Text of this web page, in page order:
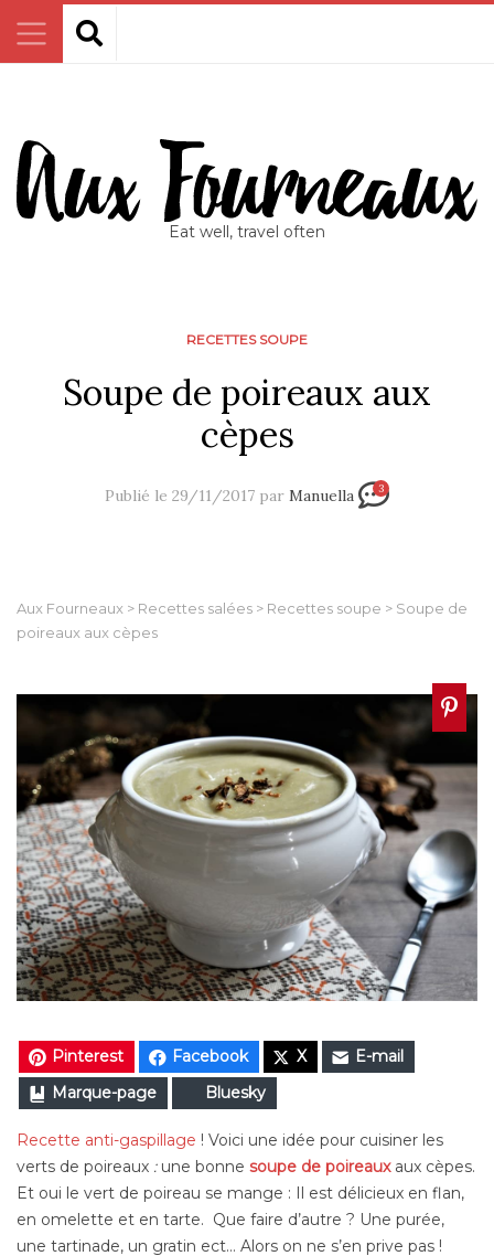
Eat well, travel often
RECETTES SOUPE
Soupe de poireaux aux
cèpes
Publié le 29/11/2017 par Manuella 3
Aux Fourneaux > Recettes salées > Recettes soupe > Soupe de
poireaux aux cèpes
Pinterest Facebook X
E-mail
Marque-page
Bluesky
Recette anti-gaspillage ! Voici une idée pour cuisiner les
verts de poireaux : une bonne soupe de poireauxaux cèpes.
Et oui le vert de poireau se mange : Il est délicieux en flan,
en omelette et en tarte. Que faire d’autre ? Une purée,
une tartinade, un gratin ect… Alors on ne s’en prive pas !